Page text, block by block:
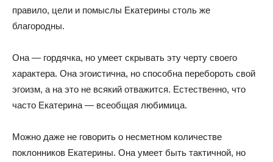
правило, цели и помыслы Екатерины столь же
благородны.
Она — гордячка, но умеет скрывать эту черту своего
характера. Она эгоистична, но способна перебороть свой
эгоизм, а на это не всякий отважится. Естественно, что
часто Екатерина — всеобщая любимица.
Можно даже не говорить о несметном количестве
поклонников Екатерины. Она умеет быть тактичной, но